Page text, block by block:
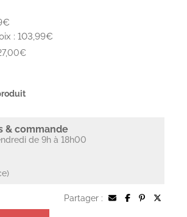
: 103,99€
& commande
de 9h à 18h00
Partager :